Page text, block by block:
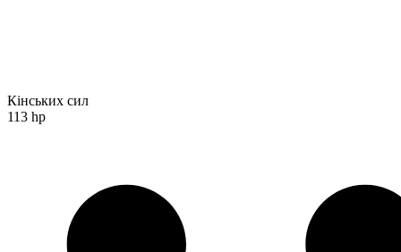
Кінських сил
113 hp